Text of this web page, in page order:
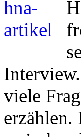
viele
erzählen.